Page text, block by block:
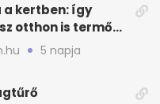
a kertben: így
otthon is termő
5 napja